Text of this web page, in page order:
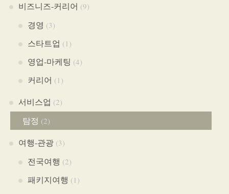
비즈니즈-커리어 (9)
경영 (3)
스타트업 (1)
영업-마케팅 (4)
커리어 (1)
서비스업 (2)
탐정 (2)
여행-관광(3)
전국여행 (2)
패키지여행 (1)